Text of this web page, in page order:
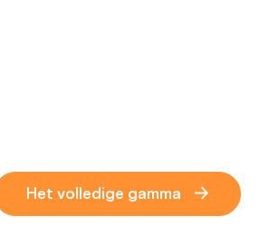
Het volledige gamma